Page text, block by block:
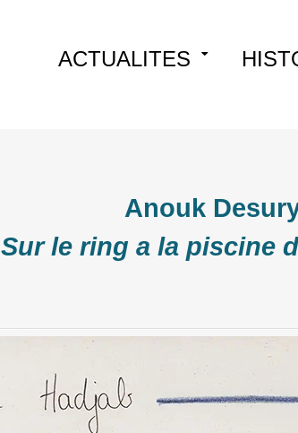
Skip
ACTUALITES
Anouk
Sur le ring a la piscine